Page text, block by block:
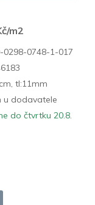
m2
0298-0748-1-017
tl:11mm
u dodavatele
do čtvrtku 20.8.